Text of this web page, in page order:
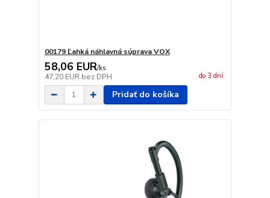
00179 Ľahká náhlavná súprava VOX
58,06 EUR/ks
47,20 EUR bez DPH do 3 dní
Pridať do košíka